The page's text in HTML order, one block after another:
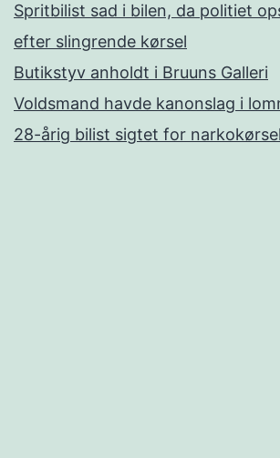
Spritbilist sad i bilen, da politiet
efter slingrende kørsel
Butikstyv anholdt i Bruuns Galleri
Voldsmand havde kanonslag i
28-årig bilist sigtet for narkokørsel